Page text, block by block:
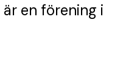
är en förening i